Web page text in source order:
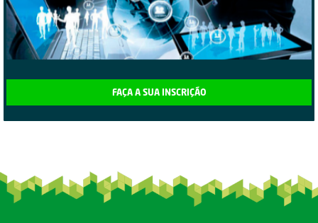
FAÇA A SUA INSCRIÇÃO